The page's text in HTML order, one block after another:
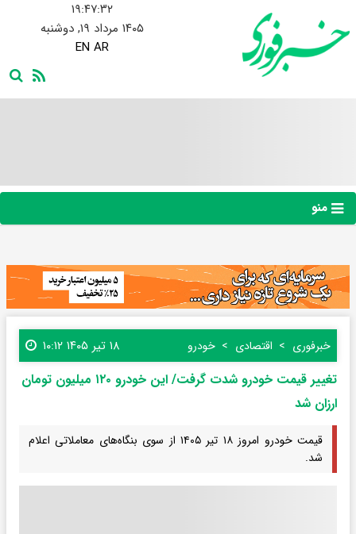
۱۹:۴۷:۳۳
۱۴۰۵ مرداد ۱۹, دوشنبه
EN AR
منو
خبرفوری اقتصادی خودرو ۱۸ تیر ۱۴۰۵ ۱۰:۱۲
تغییر قیمت خودرو شدت گرفت/ این خودرو ۱۲۰ میلیون تومان
ارزان شد
قیمت خودرو امروز ۱۸ تیر ۱۴۰۵ از سوی بنگاه‌های معاملاتی اعلام
شد.